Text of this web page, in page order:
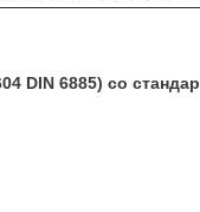
DIN 6885) со